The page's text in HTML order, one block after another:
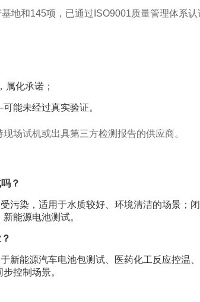
地和145项，已通过ISO9001质量管理体系认
属化承诺；
能未经过真实验证。
场试机或出具第三方检测报告的供应商。
？
污染，适用于水质较好、环境清洁的场景；
能源电池测试。
新能源汽车电池包测试、医药化工反应控温
控制场景。